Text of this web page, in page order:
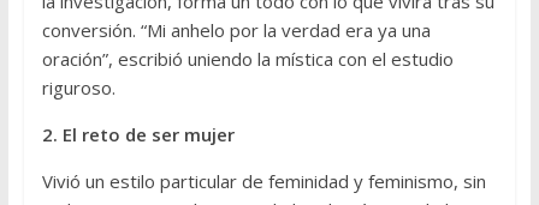
conversión. “Mi anhelo por la verdad era ya una
oración”, escribió uniendo la mística con el estudio
riguroso.
2. El reto de ser mujer
Vivió un estilo particular de feminidad y feminismo, sin